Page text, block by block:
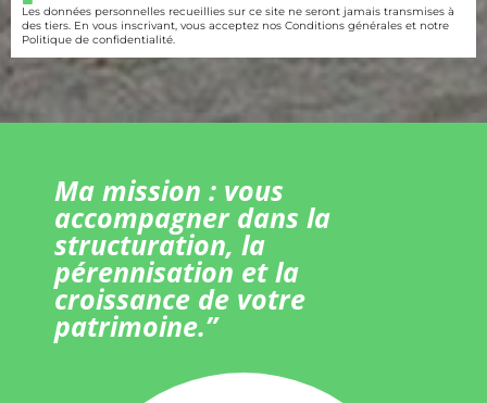
Les données personnelles recueillies sur ce site ne seront jamais transmises à
des tiers. En vous inscrivant, vous acceptez nos Conditions générales et notre
Politique de confidentialité.
Ma mission : vous
accompagner dans la
structuration, la
pérennisation et la
croissance de votre
patrimoine.”